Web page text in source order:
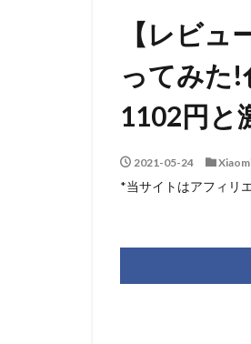
【レビ
ってみた
1102円と
2021-05-24
*当サイトはアフィリ